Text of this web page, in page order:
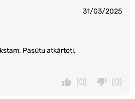
31/03/2025
Pasūtu atkārtoti.
(0)
(0)